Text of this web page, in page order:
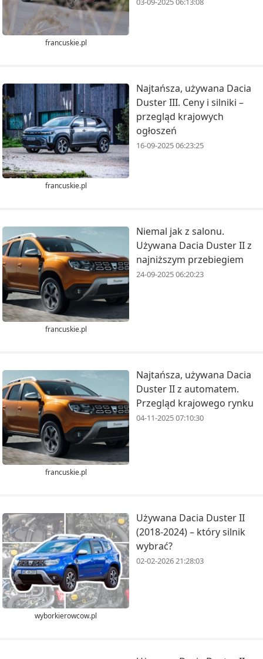
francuskie.pl
francuskie.pl
Najtańsza, używana Dacia
Duster III. Ceny i silniki –
przegląd krajowych
ogłoszeń
16-09-2025 06:23:25
francuskie.pl
Niemal jak z salonu.
Używana Dacia Duster II z
najniższym przebiegiem
24-09-2025 06:20:23
francuskie.pl
Najtańsza, używana Dacia
Duster II z automatem.
Przegląd krajowego rynku
04-11-2025 07:10:30
wyborkierowcow.pl
Używana Dacia Duster II
(2018-2024) – który silnik
wybrać?
02-02-2026 21:28:03